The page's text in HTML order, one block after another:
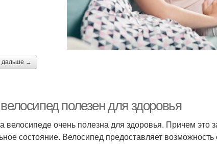
дальше →
полезен для здоровья
велосипеде очень полезна для здоровья. Причем это
состояние. Велосипед предоставляет